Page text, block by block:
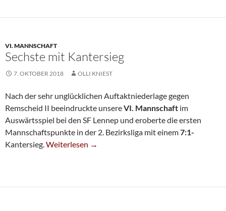
VI. MANNSCHAFT
Sechste mit Kantersieg
7. OKTOBER 2018 OLLI KNIEST
Nach der sehr unglücklichen Auftaktniederlage gegen
Remscheid II beeindruckte unsereVI. Mannschaft im
Auswärtsspiel bei den SF Lennep und eroberte die ersten
Mannschaftspunkte in der 2. Bezirksliga mit einem7:1-
Kantersieg.Sechste Mit Kantersieg
Weiterlesen →